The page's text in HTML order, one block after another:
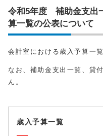
令和5年度 補助金支出
算一覧の公表について
会計室における歳入予算一
なお、補助金支出一覧、貸
ん。
歳入予算一覧